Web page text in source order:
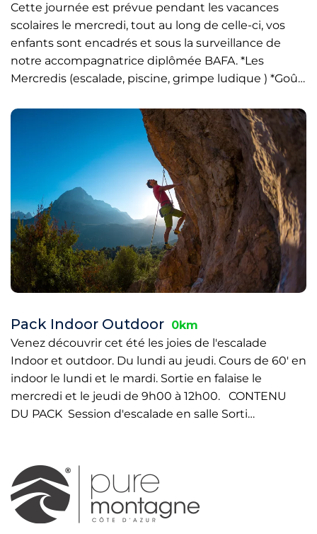
Cette journée est prévue pendant les vacances
scolaires le mercredi, tout au long de celle-ci, vos
enfants sont encadrés et sous la surveillance de
notre accompagnatrice diplômée BAFA. *Les
Mercredis (escalade, piscine, grimpe ludique ) *Goû…
Pack Indoor Outdoor 0km
Venez découvrir cet été les joies de l'escalade
Indoor et outdoor. Du lundi au jeudi. Cours de 60' en
indoor le lundi et le mardi. Sortie en falaise le
mercredi et le jeudi de 9h00 à 12h00. CONTENU
DU PACK Session d'escalade en salle Sorti…